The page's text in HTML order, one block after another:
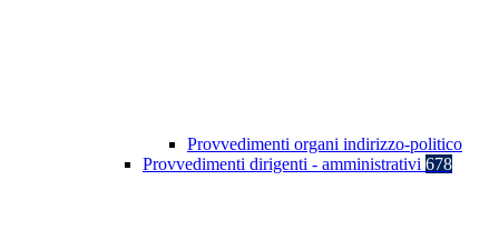
Provvedimenti organi indirizzo-politico
Provvedimenti dirigenti - amministrativi 678